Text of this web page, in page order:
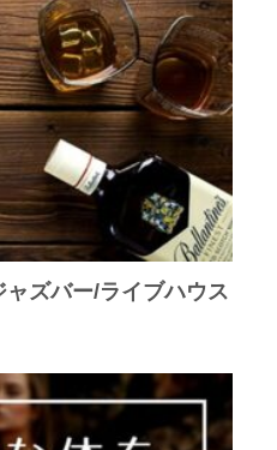
ャズバー/ライブハウス